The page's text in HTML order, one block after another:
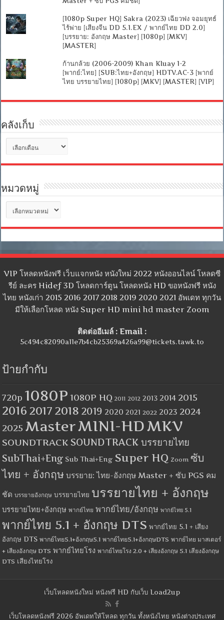
[1080p Super HQ] Sakra (2023) เฉียวฟง จอมยุทธ์
ไร้พ่าย [เสียงจีน DD 5.1.EX / พากย์ไทย DD 2.0]
[บรรยาย: อังกฤษ Master] [1080p] [MKV]
[MASTER]
ก้านกล้วย (2006-2009) Khan Kluay 1-2
[พากย์:ไทย] [SUB:ไทย+อังกฤษ] HDTV.AC-3 [พากย์
ไทย บรรยายไทย] [1080p] [MKV] [MASTER] [VIP]
คลังเก็บ
เก็บ
หมวดหมู่
หมู่
VIP โหลดหนังฟรี เว็บแจกหนัง หนังใหม่ 2022 หนังออนไลน์ โหลดซี
รีย์ ละคร Hidef 3D โหลดการ์ตูน โหลดหนัง HD ขอหนังฟรี หนัง
ไทย หนังเก่า 2015 2016 2017 2018 2019 2020 2021 อัพเดท ทุกวัน
มีให้เลือกโหลด หนัง Super HD mini hd master Zoom
ติดต่ออีเมล์ : Email :
5c494c82090a11e7b4cb25369a426a99@tickets.tawk.to
ป้ายกำกับ
720p 1080P 1080P HQ 2011 2012 2013 2014 2015
2016 2017 2018 2019 2020 2021 2022 2023 2024
2025 MasterMINI-HDMKV
SOUNDTRACK SOUNDTRACK บรรยายไทย
SubThai+Eng Sub Thai+Eng Super HQ Zoom ซับ
ไทย + อังกฤษ บรรยาย: ไทย-อังกฤษ Master + ซับ PGS คม
ชัด บรรยายอังกฤษ บรรยายไทย บรรยายไทย + อังกฤษ
บรรยายไทย+อังกฤษ พากย์ไทย พากย์ไทย/อังกฤษ พากย์ไทย 5.1
พากย์ไทย 5.1 + อังกฤษ DTS พากย์ไทย 5.1 + เสียง
อังกฤษ DTS พากย์ไทย5.1+อังกฤษ5.1 พากย์ไทย5.1+อังกฤษDTS พากย์ไทย มาสเตอร์
+ เสียงอังกฤษ DTS พากย์ไทยโรง พากย์ไทยโรง 2.0 + เสียงอังกฤษ 5.1 เสียงอังกฤษ
DTS เสียงไทยโรง
เว็บโหลดหนังใหม่ หนังฟรี HD กับเว็บ Load2up
เว็บโหลดหนังฟรี 2026 อัพเดทให้โหลด ทุกวัน ทั้งหนังไทย หนังต่างประเทศ